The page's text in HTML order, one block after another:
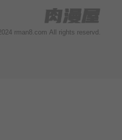
rman8.com All rights reservd.